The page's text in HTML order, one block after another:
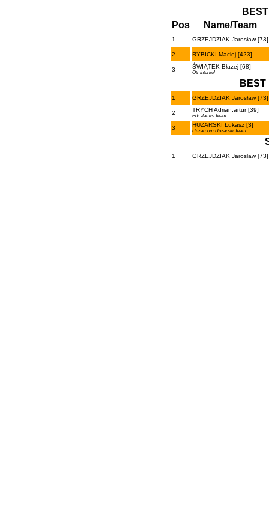
Pos
Name/Team
1 GRZEJDZIAK Jarosław [73]
2 RYBICKI Maciej [423]
3 ŚWIĄTEK Błażej [68]
Otr Interkol
BEST
1 GRZEJDZIAK Jarosław [73]
2 TRYCH Adrian,artur [39]
Bdc Jamis Team
3 HUZARSKI Łukasz [3]
Huzarcom Huzarski Team
1 GRZEJDZIAK Jarosław [73]